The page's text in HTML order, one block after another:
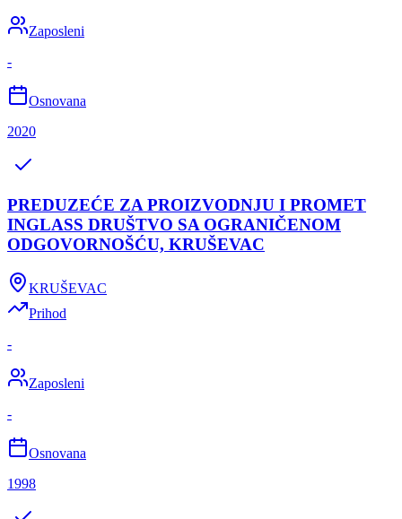
Zaposleni
-
Osnovana
2020
PREDUZEĆE ZA PROIZVODNJU I PROMET
INGLASS DRUŠTVO SA OGRANIČENOM
ODGOVORNOŠĆU, KRUŠEVAC
KRUŠEVAC
Prihod
-
Zaposleni
-
Osnovana
1998